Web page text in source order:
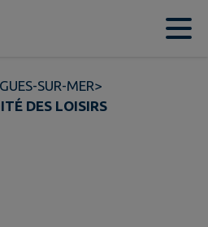
SUR-MER>
DES LOISIRS